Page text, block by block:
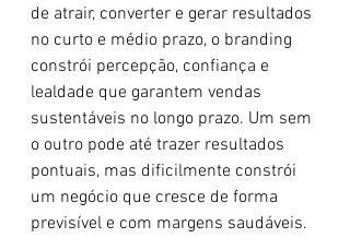
de atrair, converter e gerar resultados
no curto e médio prazo, o branding
constrói percepção, confiança e
lealdade que garantem vendas
sustentáveis no longo prazo. Um sem
o outro pode até trazer resultados
pontuais, mas dificilmente constrói
um negócio que cresce de forma
previsível e com margens saudáveis.